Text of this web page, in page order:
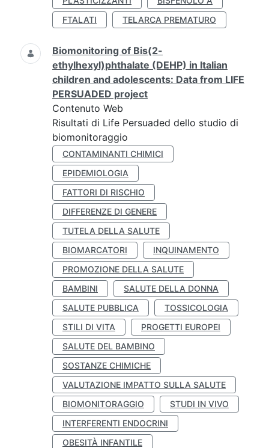
FTALATI
TELARCA PREMATURO
Biomonitoring of Bis(2-
ethylhexyl)phthalate (DEHP) in Italian
children and adolescents: Data from LIFE
PERSUADED project
Contenuto Web
Risultati di Life Persuaded dello studio di
biomonitoraggio
CONTAMINANTI CHIMICI
EPIDEMIOLOGIA
FATTORI DI RISCHIO
DIFFERENZE DI GENERE
TUTELA DELLA SALUTE
BIOMARCATORI
INQUINAMENTO
PROMOZIONE DELLA SALUTE
BAMBINI
SALUTE DELLA DONNA
SALUTE PUBBLICA
TOSSICOLOGIA
STILI DI VITA
PROGETTI EUROPEI
SALUTE DEL BAMBINO
SOSTANZE CHIMICHE
VALUTAZIONE IMPATTO SULLA SALUTE
BIOMONITORAGGIO
STUDI IN VIVO
INTERFERENTI ENDOCRINI
OBESITÀ INFANTILE